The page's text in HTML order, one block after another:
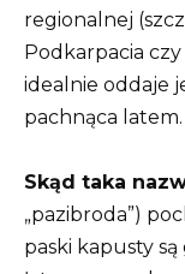
regionalnej
Podkarpacia
idealnie oddaje
pachnąca latem.
Skąd taka
„pazibroda”)
paski kapusty są